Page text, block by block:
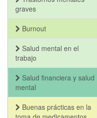
graves
Burnout
Salud mental en el
trabajo
Salud financiera y salud
mental
Buenas prácticas en la